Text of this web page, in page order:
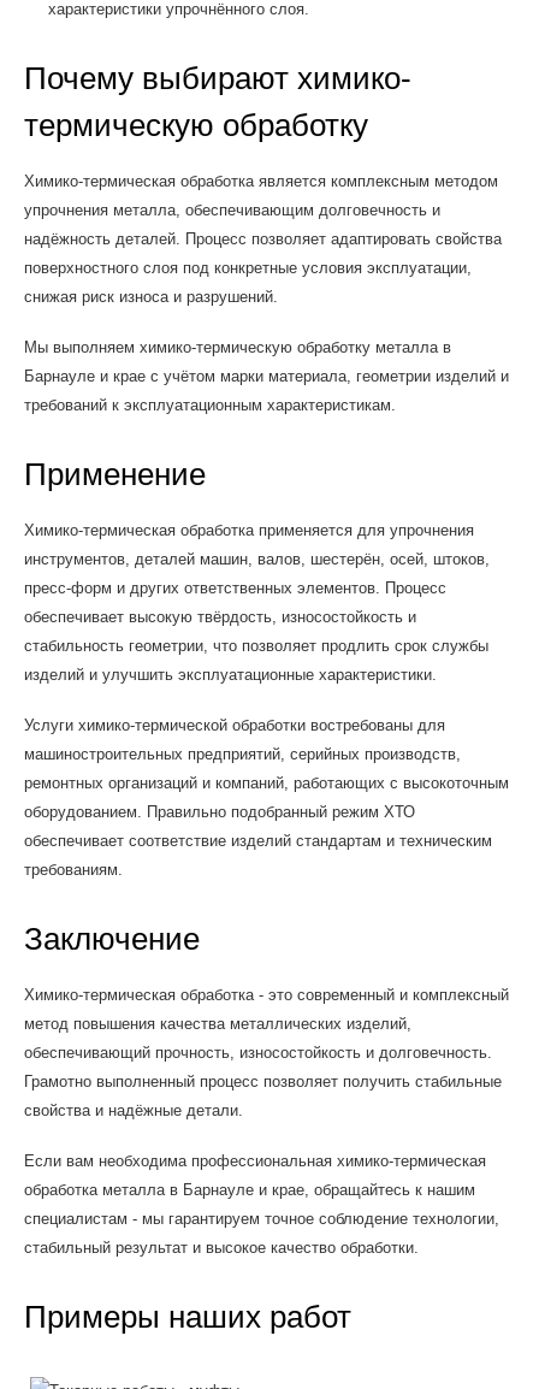
характеристики упрочнённого слоя.
Почему выбирают химико-
термическую обработку
Химико-термическая обработка является комплексным методом
упрочнения металла, обеспечивающим долговечность и
надёжность деталей. Процесс позволяет адаптировать свойства
поверхностного слоя под конкретные условия эксплуатации,
снижая риск износа и разрушений.
Мы выполняем химико-термическую обработку металла в
Барнауле и крае с учётом марки материала, геометрии изделий и
требований к эксплуатационным характеристикам.
Применение
Химико-термическая обработка применяется для упрочнения
инструментов, деталей машин, валов, шестерён, осей, штоков,
пресс-форм и других ответственных элементов. Процесс
обеспечивает высокую твёрдость, износостойкость и
стабильность геометрии, что позволяет продлить срок службы
изделий и улучшить эксплуатационные характеристики.
Услуги химико-термической обработки востребованы для
машиностроительных предприятий, серийных производств,
ремонтных организаций и компаний, работающих с высокоточным
оборудованием. Правильно подобранный режим ХТО
обеспечивает соответствие изделий стандартам и техническим
требованиям.
Заключение
Химико-термическая обработка - это современный и комплексный
метод повышения качества металлических изделий,
обеспечивающий прочность, износостойкость и долговечность.
Грамотно выполненный процесс позволяет получить стабильные
свойства и надёжные детали.
Если вам необходима профессиональная химико-термическая
обработка металла в Барнауле и крае, обращайтесь к нашим
специалистам - мы гарантируем точное соблюдение технологии,
стабильный результат и высокое качество обработки.
Примеры наших работ